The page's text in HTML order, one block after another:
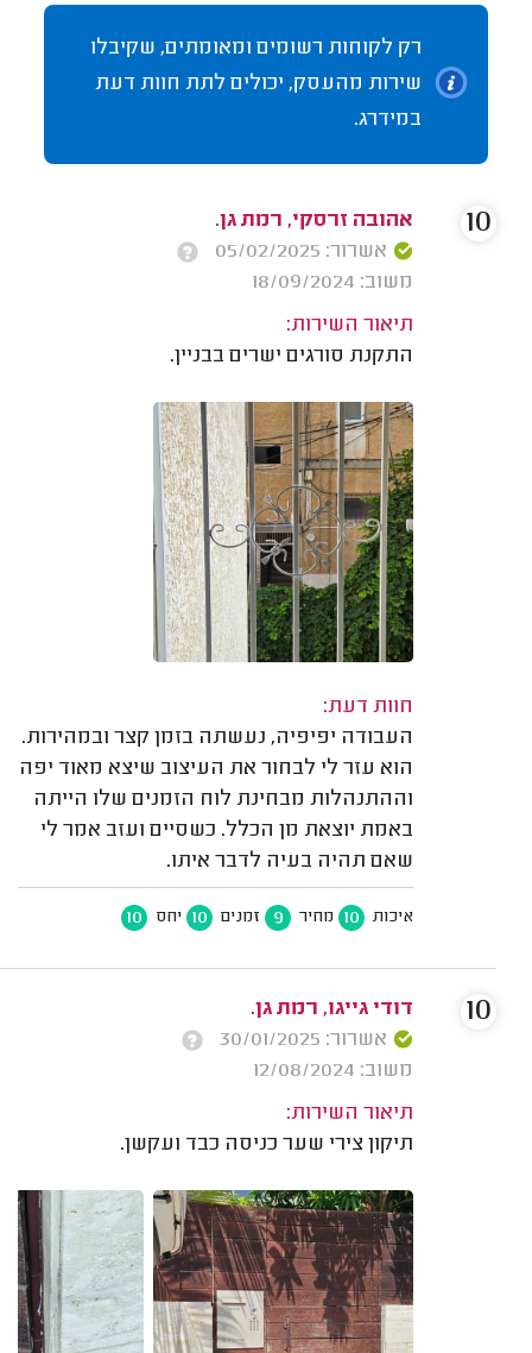
רק לקוחות רשומים ומאומתים, שקיבלו
שירות מהעסק, יכולים לתת חוות דעת
במידרג.
אהובה זרסקי, רמת גן.
אשרור: 05/02/2025
משוב: 18/09/2024
תיאור השירות:
התקנת סורגים ישרים בבניין.
חוות דעת:
העבודה יפיפיה, נעשתה בזמן קצר ובמהירות.
הוא עזר לי לבחור את העיצוב שיצא מאוד יפה
וההתנהלות מבחינת לוח הזמנים שלו הייתה
באמת יוצאת מן הכלל. כשסיים ועזב אמר לי
שאם תהיה בעיה לדבר איתו.
איכות 10 מחיר 9 זמנים 10 יחס 10
10
דודי גייגו, רמת גן.
אשרור: 30/01/2025
משוב: 12/08/2024
תיאור השירות:
תיקון צירי שער כניסה כבד ועקשן.
10